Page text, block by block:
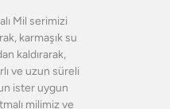
Mil serimizi
karmaşık su
kaldırarak,
ve uzun süreli
ister uygun
milimiz ve